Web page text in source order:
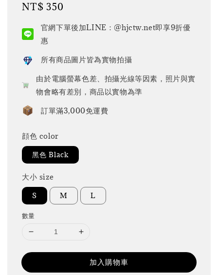
Regular
NT$ 350
官網下單後加LINE：@hjctw.net即享9折優
惠
所有商品圖片皆為實物拍攝
由於電腦螢幕色差、拍攝光線等因素，照片與實
物會略有差別，商品以實物為準
訂單滿3,000免運費
顔色 color
黑色 Black
大小 size
S M L
數量
加入購物車